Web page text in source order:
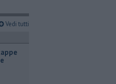
Vedi tutti